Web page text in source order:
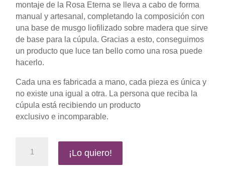
montaje de la Rosa Eterna se lleva a cabo de forma
manual y artesanal, completando la composición con
una base de musgo liofilizado sobre madera que sirve
de base para la cúpula. Gracias a esto, conseguimos
un producto que luce tan bello como una rosa puede
hacerlo.
Cada una es fabricada a mano, cada pieza es única y
no existe una igual a otra. La persona que reciba la
cúpula está recibiendo un producto
exclusivo e incomparable.
ROSE
¡Lo quiero!